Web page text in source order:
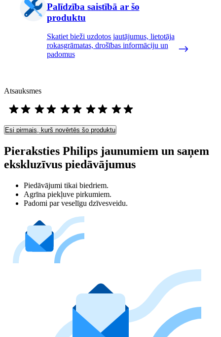
Palīdzība saistībā ar šo
produktu
Skatiet bieži uzdotos jautājumus, lietotāja
rokasgrāmatas, drošības informāciju un
padomus
Atsauksmes
Esi pirmais, kurš novērtēs šo produktu
Pieraksties Philips jaunumiem un saņem
ekskluzīvus piedāvājumus
Piedāvājumi tikai biedriem.
Agrīna piekļuve pirkumiem.
Padomi par veselīgu dzīvesveidu.